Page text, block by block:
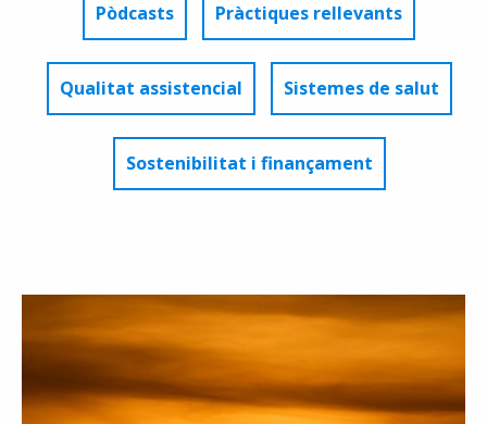
Pòdcasts Pràctiques rellevants
Qualitat assistencial Sistemes de salut
Sostenibilitat i finançament